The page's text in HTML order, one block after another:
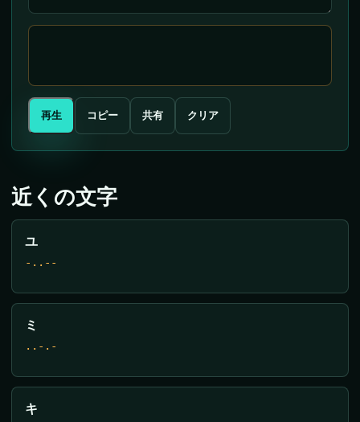
再生 コピー 共有 クリア
近くの文字
ユ
-..--
ミ
..-.-
キ